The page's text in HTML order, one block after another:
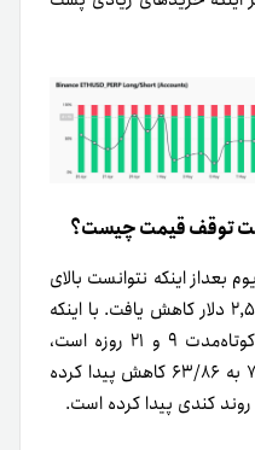
توقف قیمت چیست؟
بعد‌از اینکه نتوانست بالای
۲,۷۴۷ دلار بماند، تا حدود ۲,۵۴۹/۹۸ دلار کاهش یافت. با اینکه
هنوز بالاتر از میانگین‌های حرکت کوتاه‌مدت ۹ و ۲۱ روزه است،
شاخص قدرت نسبی (RSI) از ۷۱/۶۱ به ۶۳/۸۶ کاهش پیدا کرده
کندی پیدا کرده است.